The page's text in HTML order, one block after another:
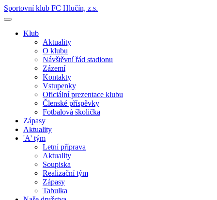
Sportovní klub FC Hlučín, z.s.
Klub
Aktuality
O klubu
Návštěvní řád stadionu
Zázemí
Kontakty
Vstupenky
Oficiální prezentace klubu
Členské příspěvky
Fotbalová školička
Zápasy
Aktuality
'A' tým
Letní příprava
Aktuality
Soupiska
Realizační tým
Zápasy
Tabulka